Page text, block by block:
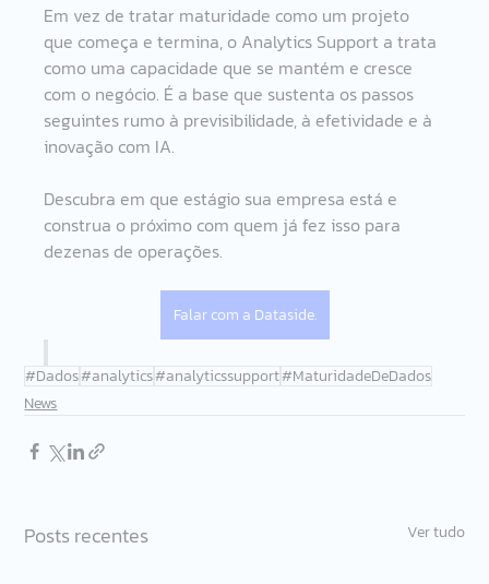
Em vez de tratar maturidade como um projeto
que começa e termina, o Analytics Support a trata
como uma capacidade que se mantém e cresce
com o negócio. É a base que sustenta os passos
seguintes rumo à previsibilidade, à efetividade e à
inovação com IA.
Descubra em que estágio sua empresa está e
construa o próximo com quem já fez isso para
dezenas de operações.
Falar com a Dataside.
#Dados#analytics#analyticssupport#MaturidadeDeDados
News
Posts recentes Ver tudo